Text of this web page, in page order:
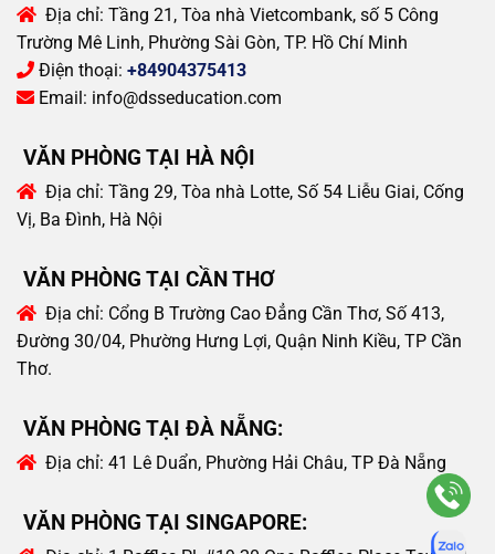
Địa chỉ: Tầng 21, Tòa nhà Vietcombank, số 5 Công
Trường Mê Linh, Phường Sài Gòn, TP. Hồ Chí Minh
Điện thoại: +84904375413
Email: info@dsseducation.com
VĂN PHÒNG TẠI HÀ NỘI
Địa chỉ: Tầng 29, Tòa nhà Lotte, Số 54 Liễu Giai, Cống
Vị, Ba Đình, Hà Nội
VĂN PHÒNG TẠI CẦN THƠ
Địa chỉ: Cổng B Trường Cao Đẳng Cần Thơ, Số 413,
Đường 30/04, Phường Hưng Lợi, Quận Ninh Kiều, TP Cần
Thơ.
VĂN PHÒNG TẠI ĐÀ NẴNG:
Địa chỉ: 41 Lê Duẩn, Phường Hải Châu, TP Đà Nẵng
VĂN PHÒNG TẠI SINGAPORE: